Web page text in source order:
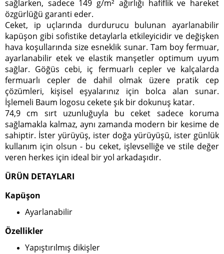
sağlarken, sadece 149 g/m² ağırlığı hafiflik ve hareket
özgürlüğü garanti eder.
Ceket, ip uçlarında durdurucu bulunan ayarlanabilir
kapüşon gibi sofistike detaylarla etkileyicidir ve değişken
hava koşullarında size esneklik sunar. Tam boy fermuar,
ayarlanabilir etek ve elastik manşetler optimum uyum
sağlar. Göğüs cebi, iç fermuarlı cepler ve kalçalarda
fermuarlı cepler de dahil olmak üzere pratik cep
çözümleri, kişisel eşyalarınız için bolca alan sunar.
İşlemeli Baum logosu cekete şık bir dokunuş katar.
74,9 cm sırt uzunluğuyla bu ceket sadece koruma
sağlamakla kalmaz, aynı zamanda modern bir kesime de
sahiptir. İster yürüyüş, ister doğa yürüyüşü, ister günlük
kullanım için olsun - bu ceket, işlevselliğe ve stile değer
veren herkes için ideal bir yol arkadaşıdır.
ÜRÜN DETAYLARI
Kapüşon
Ayarlanabilir
Özellikler
Yapıştırılmış dikişler